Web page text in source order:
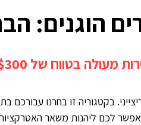
הוגנים:
של $300-$500 ללילה.
בקטגוריה זו בחרנו
לכם ליהנות משאר